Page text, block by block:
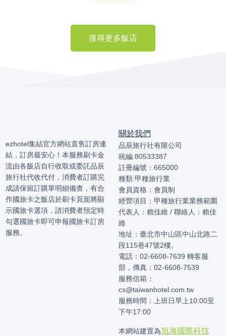
搜尋更多飯店
ezhotel集結官方網站直售訂房連
結，訂房最安心！本服務刷卡金
流由各飯店自行收取或委託品辰
旅行社代收代付，消費者訂購完
成請保留訂購單明細備查，有合
作國旅卡之飯店於刷卡頁面將顯
示國旅卡選項，請消費者預定時
勾選國旅卡即可申報國旅卡訂房
服務。
關於我們
品辰旅行社有限公司
統編:80533387
註冊編號：665000
種類:甲種旅行業
會員資格：會員制
經營項目：甲種旅行業業務範圍
代表人：賴佳維 / 聯絡人：賴佳
維
地址：臺北市中山區中山北路二
段115巷47號2樓。
電話：02-6608-7639 轉客服
部，傳真：02-6608-7539
服務信箱：
cs@taiwanhotel.com.tw
服務時間：上班日早上10:00至
下午17:00
本網站建置為旭海國際科技